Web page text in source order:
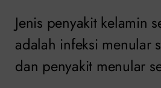
Jenis penyakit kelamin
adalah infeksi menular
dan penyakit menular